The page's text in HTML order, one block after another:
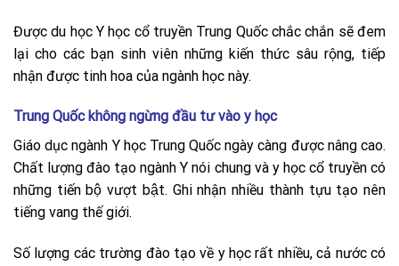
Được du học Y học cổ truyền Trung Quốc chắc chắn sẽ đem
lại cho các bạn sinh viên những kiến thức sâu rộng, tiếp
nhận được tinh hoa của ngành học này.
Trung Quốc không ngừng đầu tư vào y học
Giáo dục ngành Y học Trung Quốc ngày càng được nâng cao.
Chất lượng đào tạo ngành Y nói chung và y học cổ truyền có
những tiến bộ vượt bật. Ghi nhận nhiều thành tựu tạo nên
tiếng vang thế giới.
Số lượng các trường đào tạo về y học rất nhiều, cả nước có